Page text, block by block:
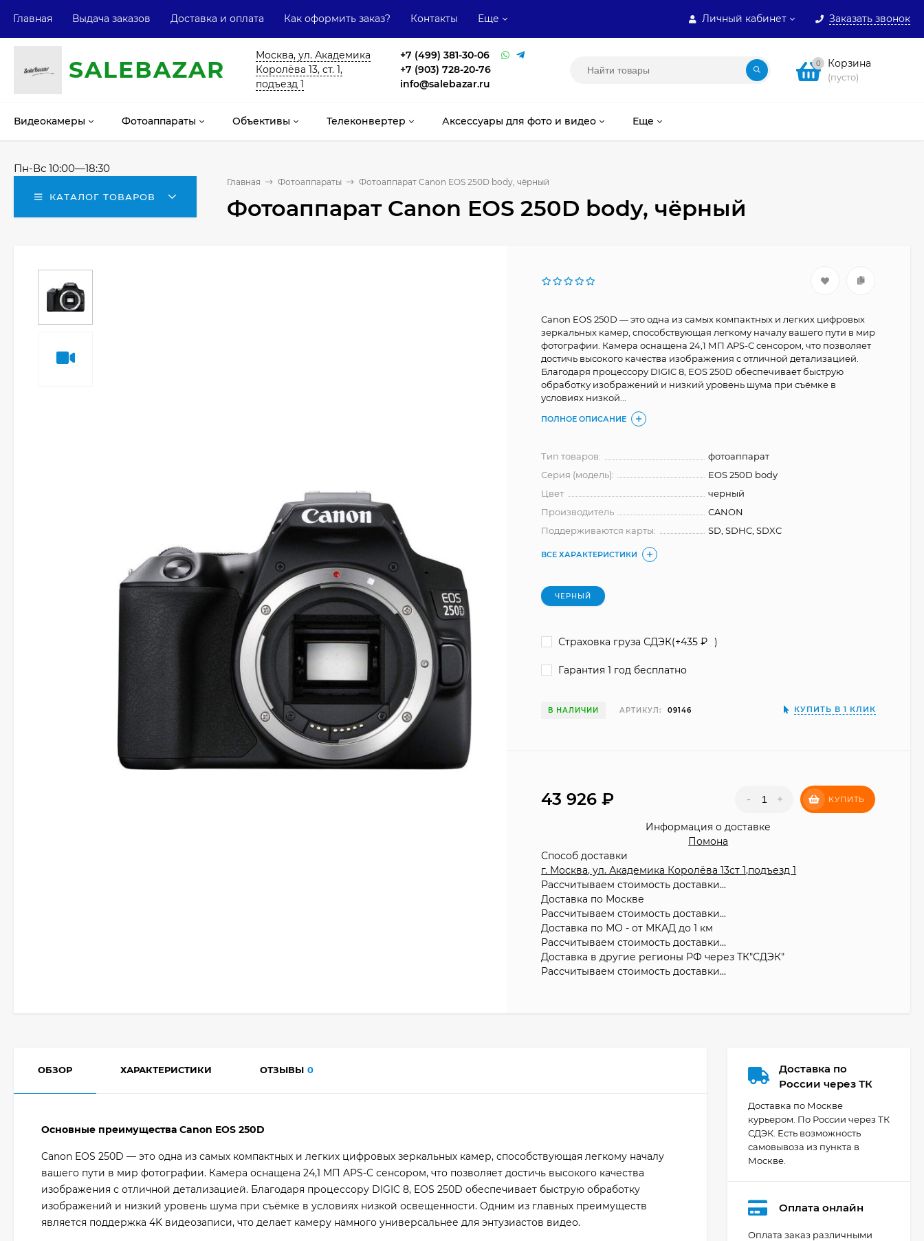
Личный кабинет Заказать звонок
Главная Выдача заказов Доставка и оплата Как оформить заказ? Контакты Еще
SALEВAZAR
Москва, ул. Академика
Королёва 13, ст. 1,
подъезд 1
+7 (499) 381-30-06
+7 (903) 728-20-76
info@salebazar.ru
0 Корзина
(пусто)
Видеокамеры Фотоаппараты Объективы Телеконвертер Аксессуары для фото и видео Еще
Пн-Вс 10:00—18:30
КАТАЛОГ ТОВАРОВ
Главная Фотоаппараты Фотоаппарат Canon EOS 250D body, чёрный
Фотоаппарат Canon EOS 250D body, чёрный
Canon EOS 250D — это одна из самых компактных и легких цифровых
зеркальных камер, способствующая легкому началу вашего пути в мир
фотографии. Камера оснащена 24,1 МП APS-C сенсором, что позволяет
достичь высокого качества изображения с отличной детализацией.
Благодаря процессору DIGIC 8, EOS 250D обеспечивает быструю
обработку изображений и низкий уровень шума при съёмке в
условиях низкой...
ПОЛНОЕ ОПИСАНИЕ
Тип товаров:
фотоаппарат
Серия (модель):
EOS 250D body
Цвет
черный
Производитель
CANON
Поддерживаются карты:
SD, SDHC, SDXC
ВСЕ ХАРАКТЕРИСТИКИ
ЧЕРНЫЙ
Страховка груза СДЭК(+435 ₽)
Гарантия 1 год бесплатно
В НАЛИЧИИ АРТИКУЛ: 09146 КУПИТЬ В 1 КЛИК
43 926 - + КУПИТЬ
Информация о доставке
Помона
Способ доставки
г. Москва, ул. Академика Королёва 13ст 1,подъезд 1
Рассчитываем стоимость доставки...
Доставка по Москве
Рассчитываем стоимость доставки...
Доставка по МО - от МКАД до 1 км
Рассчитываем стоимость доставки...
Доставка в другие регионы РФ через ТК"СДЭК"
Рассчитываем стоимость доставки...
ОБЗОР ХАРАКТЕРИСТИКИ ОТЗЫВЫ 0
Основные преимущества Canon EOS 250D
Canon EOS 250D — это одна из самых компактных и легких цифровых зеркальных камер, способствующая легкому началу
вашего пути в мир фотографии. Камера оснащена 24,1 МП APS-C сенсором, что позволяет достичь высокого качества
изображения с отличной детализацией. Благодаря процессору DIGIC 8, EOS 250D обеспечивает быструю обработку
изображений и низкий уровень шума при съёмке в условиях низкой освещенности. Одним из главных преимуществ
является поддержка 4K видеозаписи, что делает камеру намного универсальнее для энтузиастов видео.
Доставка по
России через ТК
Доставка по Москве
курьером. По России через ТК
СДЭК. Есть возможность
самовывоза из пункта в
Москве.
Оплата онлайн
Оплата заказ различными